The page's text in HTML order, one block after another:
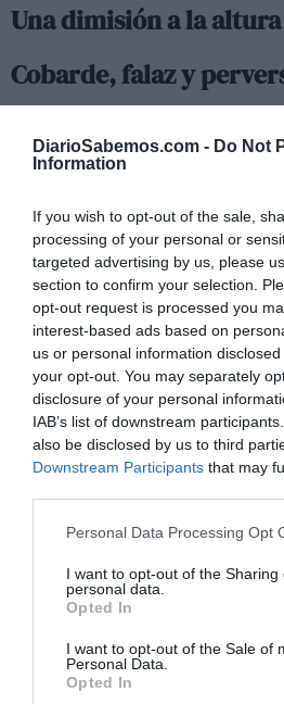
DiarioSabemos.com - Do Not
Information
If you wish to opt-out of the sale,
processing of your personal or
targeted advertising by us, please
section to confirm your selection.
opt-out request is processed you
interest-based ads based on
us or personal information
your opt-out. You may separately
disclosure of your personal
IAB’s list of downstream
also be disclosed by us to third
Downstream Participants that may
Personal Data Processing Opt
I want to opt-out of the Sharing
personal data.
Opted In
I want to opt-out of the Sale of
Personal Data.
Opted In
Una dimisión a la
Cobarde, falaz y
Ah. Y 5 segundos para
— Gabriel Rufián
Incluso voces moderadas como
recordaron que “alguna
haber”, mientras el expresidente
Zapateroapuntó que el PP “está
política con la misma torpeza con
A Mazón le echan las
queda el PP con sus
de muerte, que no son
forma de gobierno.
las residencias o
sanidad.
Este show es más daño
Mazón a prisión y hay